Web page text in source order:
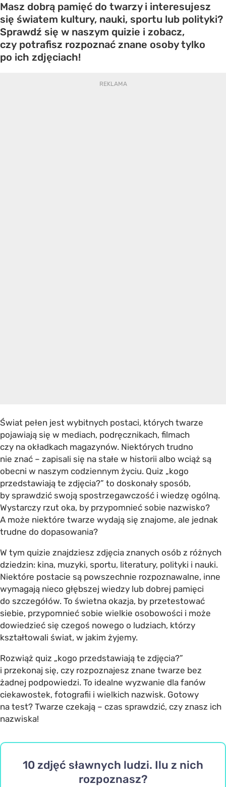
Masz dobrą pamięć do twarzy i interesujesz
się światem kultury, nauki, sportu lub polityki?
Sprawdź się w naszym quizie i zobacz,
czy potrafisz rozpoznać znane osoby tylko
po ich zdjęciach!
Świat pełen jest wybitnych postaci, których twarze
pojawiają się w mediach, podręcznikach, filmach
czy na okładkach magazynów. Niektórych trudno
nie znać – zapisali się na stałe w historii albo wciąż są
obecni w naszym codziennym życiu. Quiz „kogo
przedstawiają te zdjęcia?” to doskonały sposób,
by sprawdzić swoją spostrzegawczość i wiedzę ogólną.
Wystarczy rzut oka, by przypomnieć sobie nazwisko?
A może niektóre twarze wydają się znajome, ale jednak
trudne do dopasowania?
W tym quizie znajdziesz zdjęcia znanych osób z różnych
dziedzin: kina, muzyki, sportu, literatury, polityki i nauki.
Niektóre postacie są powszechnie rozpoznawalne, inne
wymagają nieco głębszej wiedzy lub dobrej pamięci
do szczegółów. To świetna okazja, by przetestować
siebie, przypomnieć sobie wielkie osobowości i może
dowiedzieć się czegoś nowego o ludziach, którzy
kształtowali świat, w jakim żyjemy.
Rozwiąż quiz „kogo przedstawiają te zdjęcia?”
i przekonaj się, czy rozpoznajesz znane twarze bez
żadnej podpowiedzi. To idealne wyzwanie dla fanów
ciekawostek, fotografii i wielkich nazwisk. Gotowy
na test? Twarze czekają – czas sprawdzić, czy znasz ich
nazwiska!
10 zdjęć sławnych ludzi. Ilu z nich
rozpoznasz?